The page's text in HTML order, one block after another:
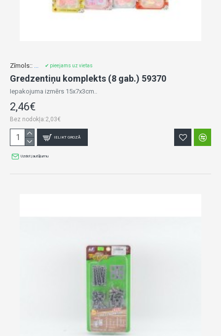
Zīmols:: ... ✔ pieejams uz vietas
Gredzentiņu komplekts (8 gab.) 59370
Iepakojuma izmērs 15x7x3cm..
2,46€
Bez nodokļa:2,03€
IELIKT GROZĀ
Uzdot jautājumu